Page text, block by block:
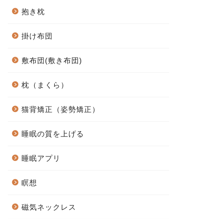
抱き枕
掛け布団
敷布団(敷き布団)
枕（まくら）
猫背矯正（姿勢矯正）
睡眠の質を上げる
睡眠アプリ
瞑想
磁気ネックレス